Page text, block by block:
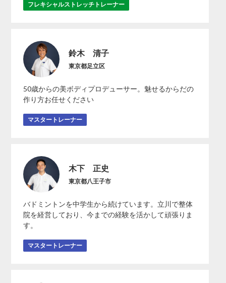
フレキシャルストレッチトレーナー
鈴木 清子
東京都足立区
50歳からの美ボディプロデューサー。魅せるからだの
作り方お任せください
マスタートレーナー
木下 正史
東京都八王子市
バドミントンを中学生から続けています。立川で整体
院を経営しており、今までの経験を活かして頑張りま
す。
マスタートレーナー